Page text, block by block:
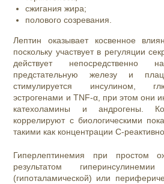
сжигания жира;
полового созревания.
Лептин оказывает косвенное
поскольку участвует в регуляции
действует непосредственно
предстательную железу и
стимулируется инсулином,
эстрогенами и TNF-α, при этом они
катехоламины и андрогены.
коррелируют с биологическими
такими как концентрации С-
Гиперлептинемия при простом
результатом
(гипоталамической) или